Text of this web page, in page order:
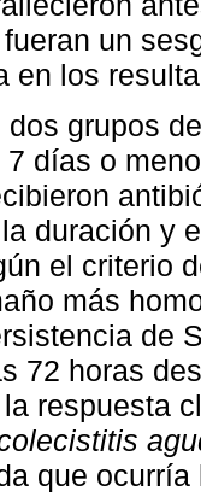
un
en los
dos grupos
7 días o
duración y
el criterio
más
de
72 horas
respuesta
que